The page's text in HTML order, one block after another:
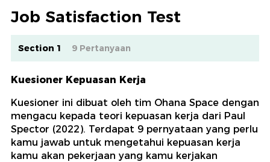
Job Satisfaction Test
Section 1 9 Pertanyaan
Kuesioner Kepuasan Kerja
Kuesioner ini dibuat oleh tim Ohana Space dengan
mengacu kepada teori kepuasan kerja dari Paul
Spector (2022). Terdapat 9 pernyataan yang perlu
kamu jawab untuk mengetahui kepuasan kerja
kamu akan pekerjaan yang kamu kerjakan